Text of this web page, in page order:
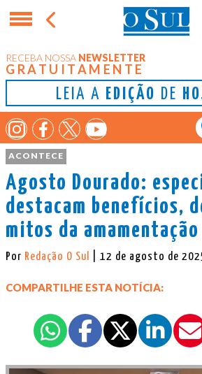
RECEBA NOSSA NEWSLETTER
GRATUITAMENTE
LEIA A EDIÇÃO DE
ACONTECE
Agosto Dourado:
destacam benefícios,
mitos da amamentação
Por Redação O Sul | 12 de agosto de
COMPARTILHE ESTA NOTÍCIA: